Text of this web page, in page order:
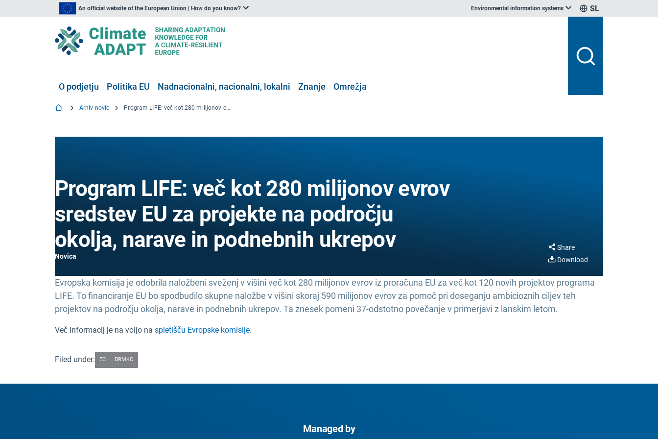
An official website of the European Union | How do you know? Environmental information systems SL
O podjetju Politika EU Nadnacionalni, nacionalni, lokalni Znanje Omrežja
Arhiv novic Program LIFE: več kot 280 milijonov evrov sredstev EU za projekte na področju okolja, narave in podnebnih ukrepov
Program LIFE: več kot 280 milijonov evrov
sredstev EU za projekte na področju
okolja, narave in podnebnih ukrepov
Novica
Share
Download
Evropska komisija je odobrila naložbeni sveženj v višini več kot 280 milijonov evrov iz proračuna EU za več kot 120 novih projektov programa
LIFE. To financiranje EU bo spodbudilo skupne naložbe v višini skoraj 590 milijonov evrov za pomoč pri doseganju ambicioznih ciljev teh
projektov na področju okolja, narave in podnebnih ukrepov. Ta znesek pomeni 37-odstotno povečanje v primerjavi z lanskim letom.
Več informacij je na voljo na spletišču Evropske komisije.
Filed under: EC DRMKC
Managed by